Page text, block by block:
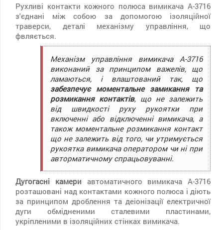
Рухливі контакти кожного полюса вимикача А-3716
з'єднані між собою за допомогою ізоляційної
траверси, деталі механізму управління, що
фвляється.
Механізм управління вимикача А-3716
виконаний за принципом важелів, що
ламаються, і влаштований так, що
забезпечує моментальне замикання та
розмикання контактів, що не залежить
від швидкості руху рукоятки при
включенні або відключенні вимикача, а
також моментальне розмикання контакт
що не залежить від того, чи утримується
рукоятка вимикача оператором чи ні при
авторматичному спрацьовуванні.
Дугогасні камери автоматичного вимикача А-3716
розташовані над контактами кожного полюса і діють
за принципом дроблення та деіонізації електричної
дуги обмідненими сталевими пластинами,
укріпленими в ізоляційних стінках вимикача.